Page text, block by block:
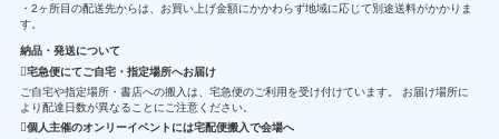
・2ヶ所目の配送先からは、お買い上げ金額にかかわらず地域に応じて別途送料がかかりま
す。
納品・発送について
宅急便にてご自宅・指定場所へお届け
ご自宅や指定場所・書店への搬入は、宅急便のご利用を受け付けています。 お届け場所に
より配達日数が異なることにご注意ください。
個人主催のオンリーイベントには宅配便搬入で会場へ